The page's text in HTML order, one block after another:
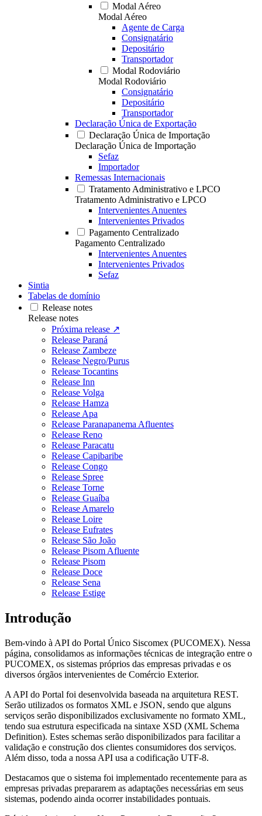
Modal Aéreo
Modal Aéreo
Agente de Carga
Consignatário
Depositário
Transportador
Modal Rodoviário
Modal Rodoviário
Consignatário
Depositário
Transportador
Declaração Única de Exportação
Declaração Única de Importação
Declaração Única de Importação
Sefaz
Importador
Remessas Internacionais
Tratamento Administrativo e LPCO
Tratamento Administrativo e LPCO
Intervenientes Anuentes
Intervenientes Privados
Pagamento Centralizado
Pagamento Centralizado
Intervenientes Anuentes
Intervenientes Privados
Sefaz
Sintia
Tabelas de domínio
Release notes
Release notes
Próxima release ↗
Release Paraná
Release Zambeze
Release Negro/Purus
Release Tocantins
Release Inn
Release Volga
Release Hamza
Release Apa
Release Paranapanema Afluentes
Release Reno
Release Paracatu
Release Capibaribe
Release Congo
Release Spree
Release Torne
Release Guaíba
Release Amarelo
Release Loire
Release Eufrates
Release São João
Release Pisom Afluente
Release Pisom
Release Doce
Release Sena
Release Estige
Introdução
Bem-vindo à API do Portal Único Siscomex (PUCOMEX). Nessa
página, consolidamos as informações técnicas de integração entre o
PUCOMEX, os sistemas próprios das empresas privadas e os
diversos órgãos intervenientes de Comércio Exterior.
A API do Portal foi desenvolvida baseada na arquitetura REST.
Serão utilizados os formatos XML e JSON, sendo que alguns
serviços serão disponibilizados exclusivamente no formato XML,
tendo sua estrutura especificada na sintaxe XSD (XML Schema
Definition). Estes schemas serão disponibilizados para facilitar a
validação e construção dos clientes consumidores dos serviços.
Além disso, toda a nossa API usa a codificação UTF-8.
Destacamos que o sistema foi implementado recentemente para as
empresas privadas prepararem as adaptações necessárias em seus
sistemas, podendo ainda ocorrer instabilidades pontuais.